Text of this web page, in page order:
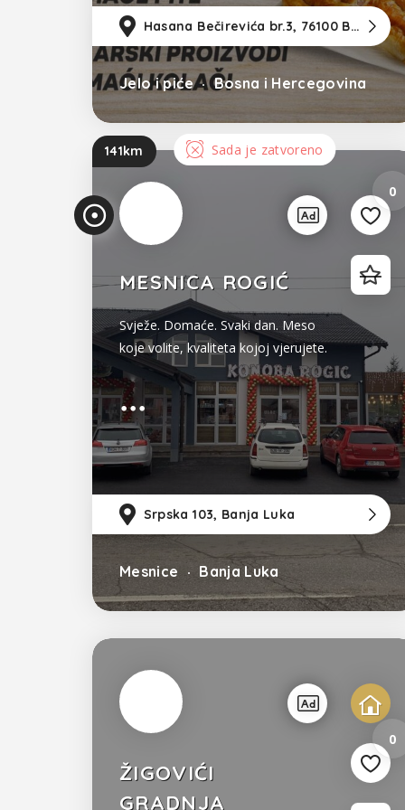
Prikaz unosa
Hasana Bečirevića br.3, 76100 Brčko (u blizini CIPS-a)
Jelo i piće Bosna i Hercegovina
141km Sada je zatvoreno
0
MESNICA ROGIĆ
Svježe. Domaće. Svaki dan. Meso
koje volite, kvaliteta kojoj vjerujete.
Srpska 103, Banja Luka
Mesnice Banja Luka
0
ŽIGOVIĆI
GRADNJA